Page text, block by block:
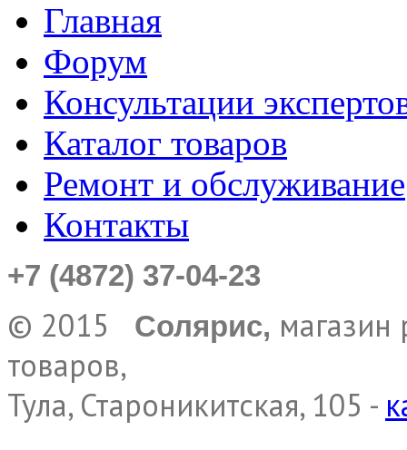
Главная
Форум
Консультации
Каталог товаров
Ремонт и обслуживание
Контакты
+7 (4872) 37-04-23
© 2015 Солярис, магазин
товаров,
Тула, Староникитская, 105 -